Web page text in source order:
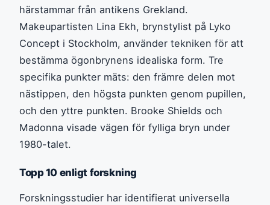
härstammar från antikens Grekland.
Makeupartisten Lina Ekh, brynstylist på Lyko
Concept i Stockholm, använder tekniken för att
bestämma ögonbrynens idealiska form. Tre
specifika punkter mäts: den främre delen mot
nästippen, den högsta punkten genom pupillen,
och den yttre punkten. Brooke Shields och
Madonna visade vägen för fylliga bryn under
1980-talet.
Topp 10 enligt forskning
Forskningsstudier har identifierat universella